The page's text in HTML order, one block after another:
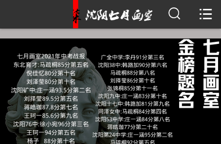
首页
简介
课程
招生
成绩
校区

